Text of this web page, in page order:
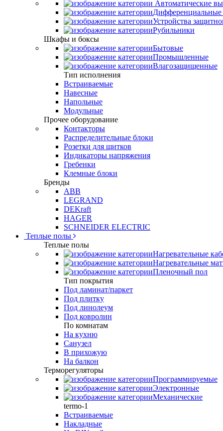
Автоматические
Дифференциальные
Устройства
Рубильники
Шкафы и боксы
Бытовые
Промышленные
Влагозащищенные
Тип исполнения
Встраиваемые
Навесные
Напольные
Модульные
Прочее оборудование
Контакторы
Распределительные блоки
Розетки для щитков
Индикаторы напряжения
Гребенки
Клемные блоки
Бренды
ABB
LEGRAND
DEKraft
HAGER
SCHNEIDER ELECTRIC
Теплые полы
Теплые полы
Нагревательные
Нагревательные
Пленочный пол
Тип покрытия
Под ламинат/паркет
Под плитку
Под линолеум
Под ковролин
По комнатам
На кухню
Санузел
В прихожую
На балкон
Терморегуляторы
Программируемые
Электронные
Механические
termo-1
Встраиваемые
Накладные